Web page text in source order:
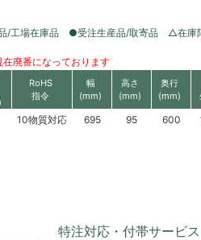
場在庫品 ●受注生産品/取寄品 △在庫限
廃番になっております
RoHS
指令
幅
(mm)
高さ
(mm)
奥行
(mm)
10物質対応 695 95 600
特注対応・付帯サービス